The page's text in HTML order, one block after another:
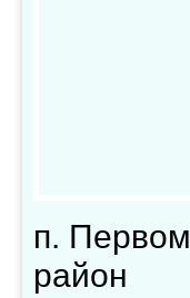
п.
район